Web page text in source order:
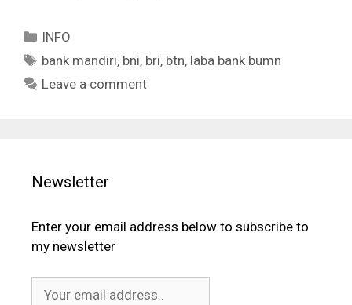
Categories
INFO
Tags
bank mandiri, bni, bri, btn, laba bank bumn
Leave a comment
Newsletter
Enter your email address below to subscribe to
my newsletter